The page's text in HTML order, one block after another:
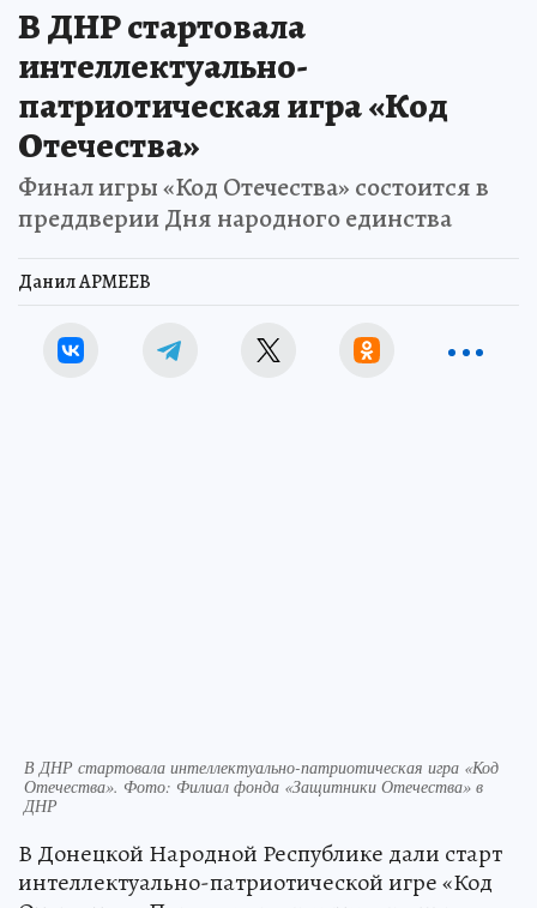
В ДНР стартовала
интеллектуально-
патриотическая игра «Код
Отечества»
Финал игры «Код Отечества» состоится в
преддверии Дня народного единства
Данил АРМЕЕВ
В ДНР стартовала интеллектуально-патриотическая игра «Код
Отечества». Фото: Филиал фонда «Защитники Отечества» в
ДНР
В Донецкой Народной Республике дали старт
интеллектуально-патриотической игре «Код